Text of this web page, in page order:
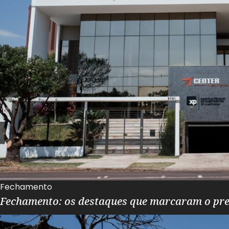
Fechamento
Fechamento: os destaques que marcaram o